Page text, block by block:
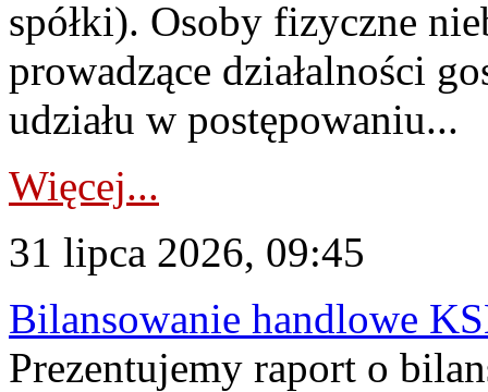
spółki). Osoby fizyczne
prowadzące działalności
udziału w postępowaniu...
Więcej...
31 lipca 2026, 09:45
Bilansowanie handlowe
Prezentujemy raport o